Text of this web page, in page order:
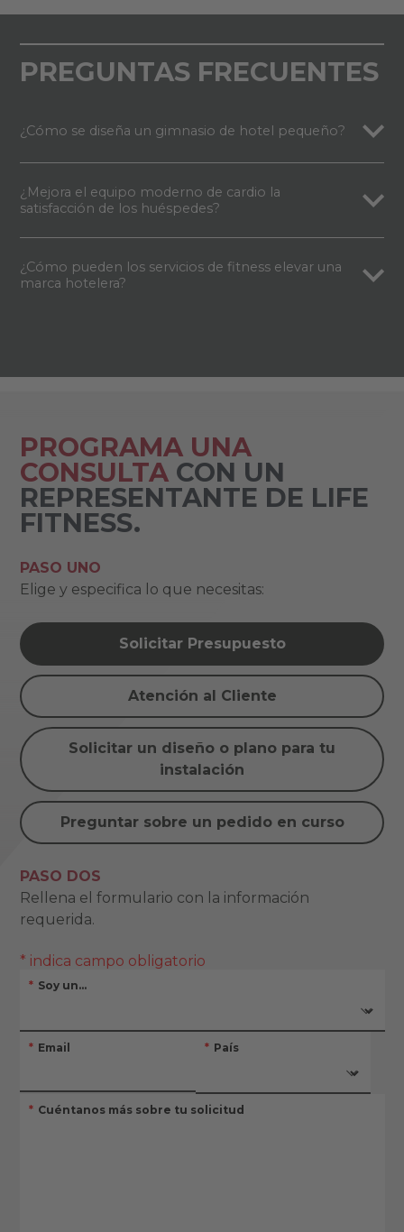
PREGUNTAS FRECUENTES
¿Cómo se diseña un gimnasio de hotel pequeño?
¿Mejora el equipo moderno de cardio la
satisfacción de los huéspedes?
¿Cómo pueden los servicios de fitness elevar una
marca hotelera?
PROGRAMA UNA
CONSULTACON UN
REPRESENTANTE DE LIFE
FITNESS.
PASO UNO
Elige y especifica lo que necesitas:
Solicitar Presupuesto
Atención al Cliente
Solicitar un diseño o plano para tu
instalación
Preguntar sobre un pedido en curso
PASO DOS
Rellena el formulario con la información
requerida.